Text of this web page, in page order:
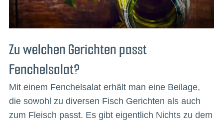
Zu welchen Gerichten passt
Fenchelsalat?
Mit einem Fenchelsalat erhält man eine Beilage,
die sowohl zu diversen Fisch Gerichten als auch
zum Fleisch passt. Es gibt eigentlich Nichts zu dem